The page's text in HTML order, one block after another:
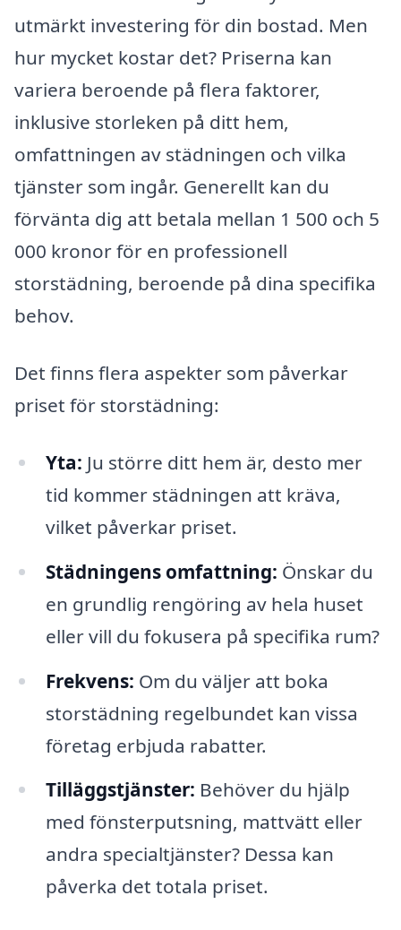
utmärkt investering för din bostad. Men
hur mycket kostar det? Priserna kan
variera beroende på flera faktorer,
inklusive storleken på ditt hem,
omfattningen av städningen och vilka
tjänster som ingår. Generellt kan du
förvänta dig att betala mellan 1 500 och 5
000 kronor för en professionell
storstädning, beroende på dina specifika
behov.
Det finns flera aspekter som påverkar
priset för storstädning:
Yta: Ju större ditt hem är, desto mer
tid kommer städningen att kräva,
vilket påverkar priset.
Städningens omfattning: Önskar du
en grundlig rengöring av hela huset
eller vill du fokusera på specifika rum?
Frekvens: Om du väljer att boka
storstädning regelbundet kan vissa
företag erbjuda rabatter.
Tilläggstjänster: Behöver du hjälp
med fönsterputsning, mattvätt eller
andra specialtjänster? Dessa kan
påverka det totala priset.